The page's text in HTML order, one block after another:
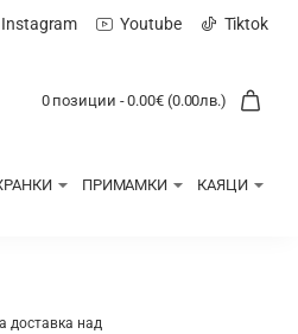
Instagram Youtube Tiktok
0 позиции - 0.00€ (0.00лв.)
ПРИМАМКИ
КАЯЦИ
доставка над